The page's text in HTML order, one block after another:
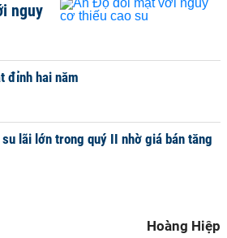
nguy
đỉnh hai năm
su lãi lớn trong quý II nhờ giá bán tăng
Hoàng Hiệp